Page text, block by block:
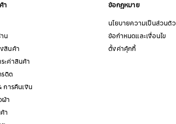
า
น
สินค้า
ะค่าสินค้า
รดิต
การคืนเงิน
ผ้า
า
ข้อกฎหมาย
นโยบายความเป็นส่วนตัว
ข้อกำหนดและเงื่อนไข
ตั้งค่าคุ้กกี้